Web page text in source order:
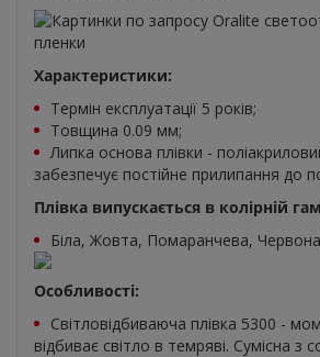
Характеристики:
Термін експлуатації 5 років;
Товщина 0.09 мм;
Липка основа плівки -
забезпечує постійне прилипання до
Плівка випускається в колірній
Біла, Жовта, Помаранчева,
Особливості:
Світловідбиваюча плівка 5300 -
відбиває світло в темряві. Сумісна з